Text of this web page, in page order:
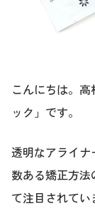
こんにちは。
ック」です。
透明なアライナ
数ある矯正方
て注目されて